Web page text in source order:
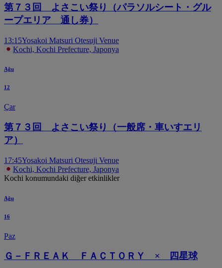
第７３回 よさこい祭り（パラソルシート・グル
ープエリア 通し券）
13:15Yosakoi Matsuri Otesuji Venue
Kochi, Kochi Prefecture, Japonya
Ağu
12
Çar
第７３回 よさこい祭り（一般席・車いすエリ
ア）
17:45Yosakoi Matsuri Otesuji Venue
Kochi, Kochi Prefecture, Japonya
Kochi konumundaki diğer etkinlikler
Ağu
16
Paz
Ｇ－ＦＲＥＡＫ ＦＡＣＴＯＲＹ × 四星球